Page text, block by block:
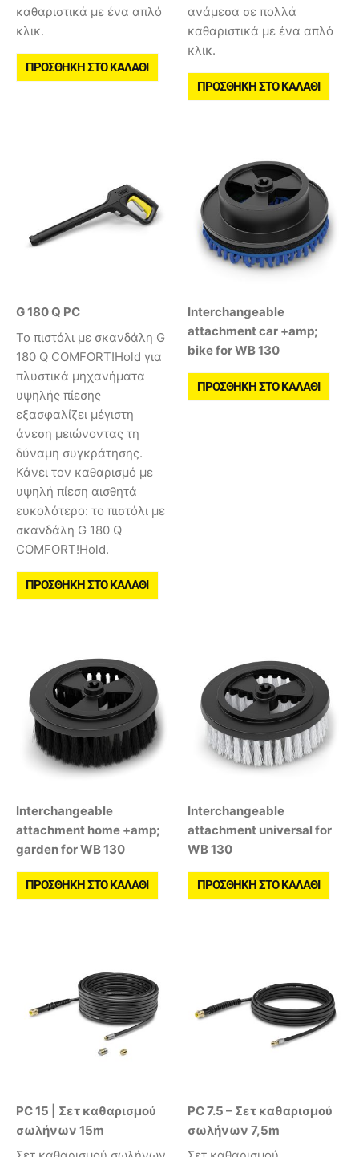
καθαριστικά με ένα απλό
κλικ.
ΠΡΟΣΘΉΚΗ ΣΤΟ ΚΑΛΆΘΙ
ανάμεσα σε πολλά
καθαριστικά με ένα απλό
κλικ.
ΠΡΟΣΘΉΚΗ ΣΤΟ ΚΑΛΆΘΙ
G 180 Q PC
Το πιστόλι με σκανδάλη G
180 Q COMFORT!Hold για
πλυστικά μηχανήματα
υψηλής πίεσης
εξασφαλίζει μέγιστη
άνεση μειώνοντας τη
δύναμη συγκράτησης.
Κάνει τον καθαρισμό με
υψηλή πίεση αισθητά
ευκολότερο: το πιστόλι με
σκανδάλη G 180 Q
COMFORT!Hold.
ΠΡΟΣΘΉΚΗ ΣΤΟ ΚΑΛΆΘΙ
Interchangeable
attachment car +amp;
bike for WB 130
ΠΡΟΣΘΉΚΗ ΣΤΟ ΚΑΛΆΘΙ
Interchangeable
attachment home +amp;
garden for WB 130
ΠΡΟΣΘΉΚΗ ΣΤΟ ΚΑΛΆΘΙ
Interchangeable
attachment universal for
WB 130
ΠΡΟΣΘΉΚΗ ΣΤΟ ΚΑΛΆΘΙ
PC 15 | Σετ καθαρισμού
σωλήνων 15m
PC 7.5 – Σετ καθαρισμού
σωλήνων 7,5m